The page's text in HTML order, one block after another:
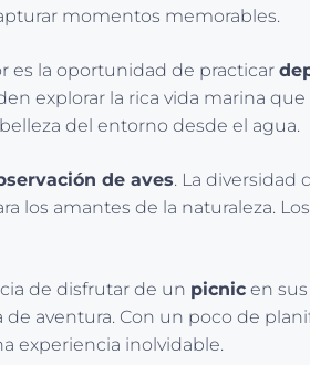
momentos memorables.
es la oportunidad de practicar
explorar la rica vida marina
del entorno desde el agua.
de aves. La diversidad
los amantes de la naturaleza.
de disfrutar de un picnic en
aventura. Con un poco de
experiencia inolvidable.